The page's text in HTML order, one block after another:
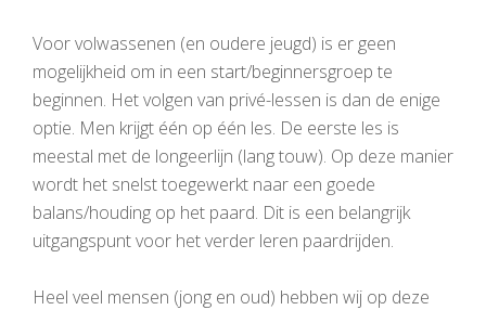
Voor volwassenen (en oudere jeugd) is er geen
mogelijkheid om in een start/beginnersgroep te
beginnen. Het volgen van privé-lessen is dan de enige
optie. Men krijgt één op één les. De eerste les is
meestal met de longeerlijn (lang touw). Op deze manier
wordt het snelst toegewerkt naar een goede
balans/houding op het paard. Dit is een belangrijk
uitgangspunt voor het verder leren paardrijden.
Heel veel mensen (jong en oud) hebben wij op deze